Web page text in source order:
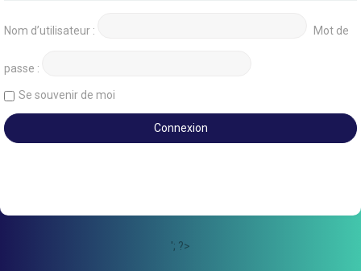
Nom d’utilisateur : Mot de
passe :
Se souvenir de moi
'; ?>